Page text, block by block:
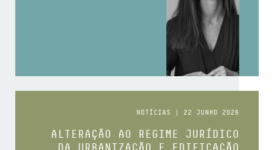
NOTÍCIAS | 22 JUNHO 2026
ALTERAÇÃO AO REGIME JURÍDICO
DA URBANIZAÇÃO E EDIFICAÇÃO